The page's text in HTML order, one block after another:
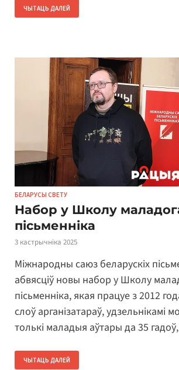
ЧЫТАЦЬ ДАЛЕЙ
БЕЛАРУСЫ СВЕТУ
Набор у Школу
пісьменніка
3 кастрычніка 2025
Міжнародны саюз беларускіх
абвясціў новы набор у Школу
пісьменніка, якая працуе з 2012
слоў арганізатараў, удзельнікамі
толькі маладыя аўтары да 35
ЧЫТАЦЬ ДАЛЕЙ